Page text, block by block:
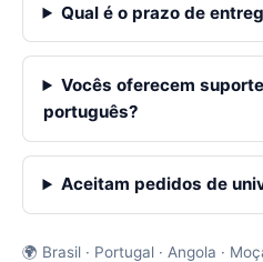
Qual é o prazo de
Vocês oferecem
português?
Aceitam pedidos de
🌍 Brasil · Portugal · Angola ·